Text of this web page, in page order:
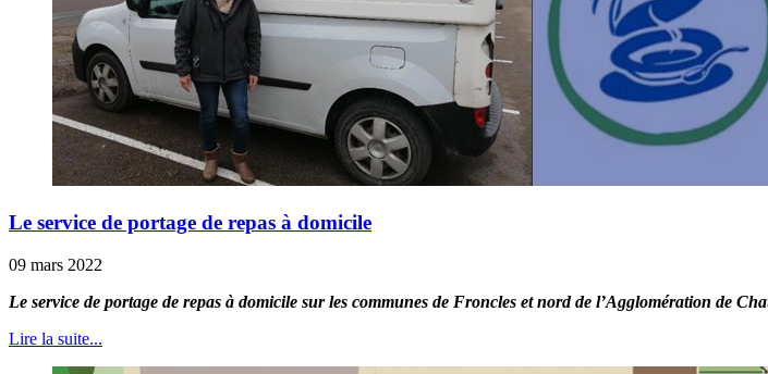
Le service de portage de repas à domicile
09 mars 2022
Le service de portage de repas à domicile sur les communes de Froncles et nord de l’Agglomération de
Lire la suite...